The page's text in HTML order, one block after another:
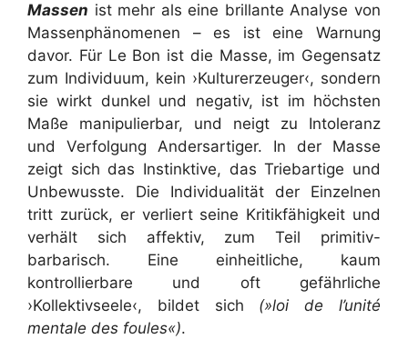
Massen ist mehr als eine brillante Analyse von
Massenphänomenen – es ist eine Warnung
davor. Für Le Bon ist die Masse, im Gegensatz
zum Individuum, kein ›Kulturerzeuger‹, sondern
sie wirkt dunkel und negativ, ist im höchsten
Maße manipulierbar, und neigt zu Intoleranz
und Verfolgung Andersartiger. In der Masse
zeigt sich das Instinktive, das Triebartige und
Unbewusste. Die Individualität der Einzelnen
tritt zurück, er verliert seine Kritikfähigkeit und
verhält sich affektiv, zum Teil primitiv-
barbarisch. Eine einheitliche, kaum
kontrollierbare und oft gefährliche
›Kollektivseele‹, bildet sich (»loi de l’unité
mentale des foules«).